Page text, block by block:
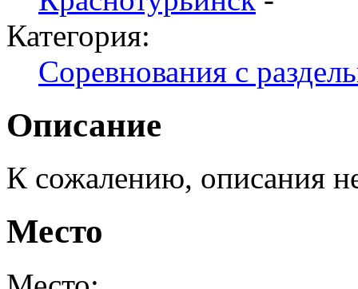
Категория:
Соревнования с
Описание
К сожалению, описания
Место